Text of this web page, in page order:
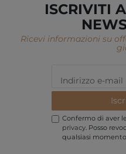
ISCRIVITI
Ricevi informazioni su
Confermo di aver
privacy. Posso
qualsiasi